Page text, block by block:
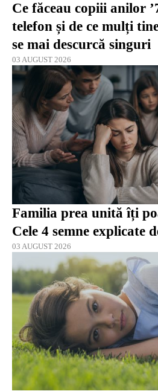
Ce făceau copiii anilor
telefon și de ce mulți
se mai descurcă singuri
03 AUGUST 2026
Familia prea unită îți
Cele 4 semne explicate
03 AUGUST 2026